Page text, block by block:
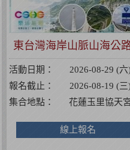
東台灣海岸山脈山海公
遊
活動日期：
2026-08-29 (六
報名截止：
2026-08-19 (三
集合地點：
花蓮玉里協天
線上報名